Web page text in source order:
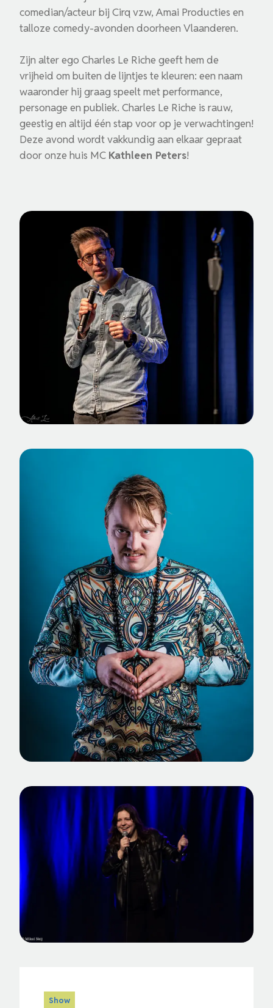
comedian/acteur bij Cirq vzw, Amai Producties en
talloze comedy-avonden doorheen Vlaanderen.
Zijn alter ego Charles Le Riche geeft hem de
vrijheid om buiten de lijntjes te kleuren: een naam
waaronder hij graag speelt met performance,
personage en publiek. Charles Le Riche is rauw,
geestig en altijd één stap voor op je verwachtingen!
Deze avond wordt vakkundig aan elkaar gepraat
door onze huis MC Kathleen Peters!
Show